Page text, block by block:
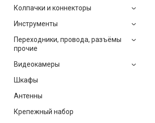
Колпачки и коннекторы
Инструменты
Переходники, провода, разъёмы
прочие
Видеокамеры
Шкафы
Антенны
Крепежный набор